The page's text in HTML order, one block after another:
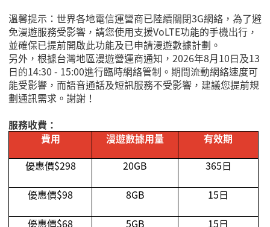
溫馨提示：世界各地電信運營商已陸續關閉3G網絡，為了避
免漫遊服務受影響，請您使用支援VoLTE功能的手機出行，
並確保已提前開啟此功能及已申請漫遊數據計劃。
另外，根據台灣地區漫遊營運商通知，2026年8月10日及13
日的14:30 - 15:00進行臨時網絡管制。期間流動網絡速度可
能受影響，而語音通話及短訊服務不受影響，建議您提前規
劃通訊需求。謝謝！
服務收費：
費用
漫遊數據用量
有效期
優惠價$298 20GB 365日
優惠價$98 8GB 15日
優惠價$68 5GB 15日